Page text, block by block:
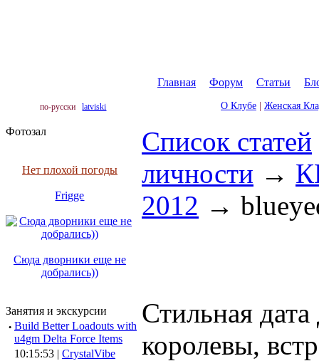
Главная Форум Статьи
по-русски latviski О Клубе Женская
Фотозал
Нет плохой погоды
Frigge
Сюда дворники еще не
добрались))
Занятия и экскурсии
· Build Better Loadouts with
u4gm Delta Force Items
10:15:53 | CrystalVibe
Список статей
личности →
2012 →
Стильная
королевы,